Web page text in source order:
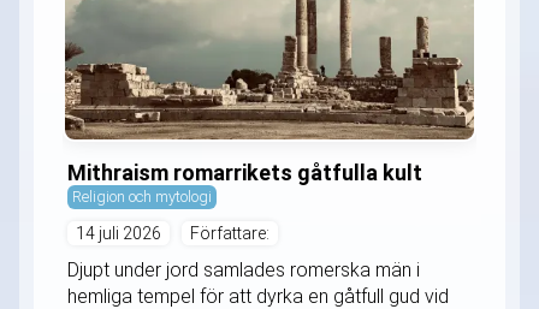
Mithraism romarrikets gåtfulla kult
Religion och mytologi
14 juli 2026 Författare:
Djupt under jord samlades romerska män i
hemliga tempel för att dyrka en gåtfull gud vid